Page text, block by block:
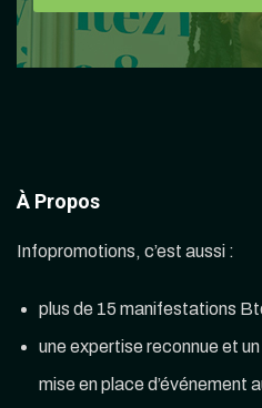
À Propos
Infopromotions, c’est aussi :
plus de 15 manifestations
une expertise reconnue et
mise en place d’événement